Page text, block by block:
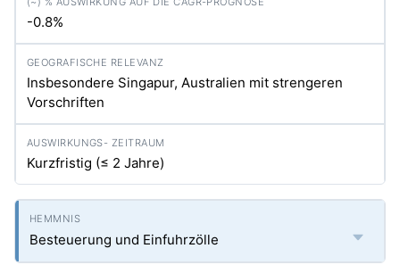
-0.8%
Insbesondere Singapur, Australien mit strengeren
Vorschriften
Kurzfristig (≤ 2 Jahre)
Besteuerung und Einfuhrzölle